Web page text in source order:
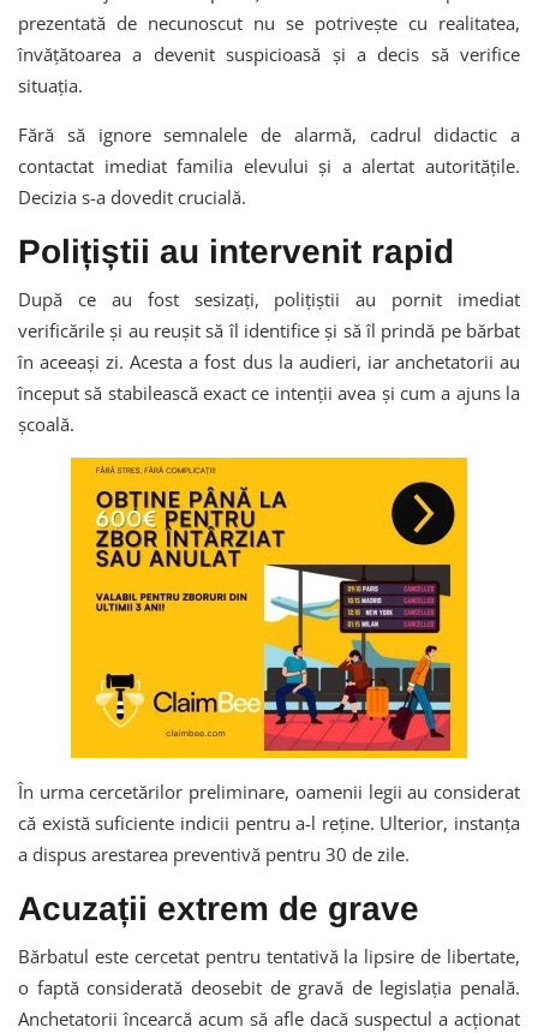
prezentată de necunoscut nu se potrivește cu realitatea,
învățătoarea a devenit suspicioasă și a decis să verifice
situația.
Fără să ignore semnalele de alarmă, cadrul didactic a
contactat imediat familia elevului și a alertat autoritățile.
Decizia s-a dovedit crucială.
Polițiștii au intervenit rapid
După ce au fost sesizați, polițiștii au pornit imediat
verificările și au reușit să îl identifice și să îl prindă pe bărbat
în aceeași zi. Acesta a fost dus la audieri, iar anchetatorii au
început să stabilească exact ce intenții avea și cum a ajuns la
școală.
În urma cercetărilor preliminare, oamenii legii au considerat
că există suficiente indicii pentru a-l reține. Ulterior, instanța
a dispus arestarea preventivă pentru 30 de zile.
Acuzații extrem de grave
Bărbatul este cercetat pentru tentativă la lipsire de libertate,
o faptă considerată deosebit de gravă de legislația penală.
Anchetatorii încearcă acum să afle dacă suspectul a acționat